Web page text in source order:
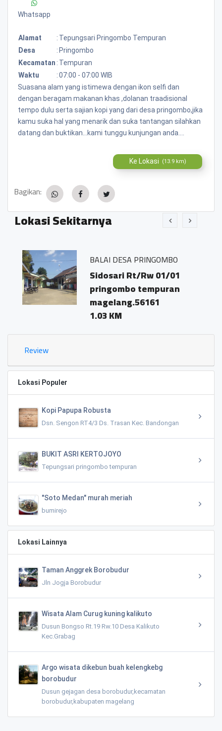
Whatsapp
Alamat : Tepungsari Pringombo Tempuran
Desa
: Pringombo
Kecamatan : Tempuran
Waktu
:07:00 - 07:00 WIB
Suasana alam yang istimewa dengan ikon selfi dan
dengan beragam makanan khas ,dolanan traadisional
tempo dulu serta sajian kopi yang dari desa pringombo,jika
kamu suka hal yang menarik dan suka tantangan silahkan
datang dan buktikan...kami tunggu kunjungan anda....
Ke Lokasi (13.9 km)
Bagikan:
Lokasi Sekitarnya
BALAI DESA PRINGOMBO
Sidosari Rt/Rw 01/01
pringombo tempuran
magelang.56161
1.03 KM
Review
Lokasi Populer
Kopi Papupa Robusta
Dsn. Sengon RT4/3 Ds. Trasan Kec. Bandongan
BUKIT ASRI KERTOJOYO
Tepungsari pringombo tempuran
"Soto Medan" murah meriah
bumirejo
Lokasi Lainnya
Taman Anggrek Borobudur
Jln Jogja Borobudur
Wisata Alam Curug kuning kalikuto
Dusun Bongso Rt.19 Rw.10 Desa Kalikuto
Kec.Grabag
Argo wisata dikebun buah kelengkebg
borobudur
Dusun gejagan desa borobudur,kecamatan
borobudur,kabupaten magelang